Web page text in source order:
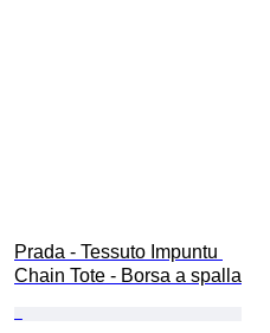
Prada - Tessuto Impuntu
Chain Tote - Borsa a spalla